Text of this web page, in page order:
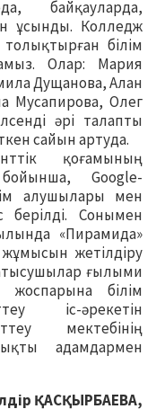
байқауларда,
ұсынды. Колледж
білім
Олар: Мария
Дущанова, Алан
Мусапирова, Олег
әрі талапты
сайын артуда.
қоғамының
Google-
алушылары мен
берілді. Сонымен
«Пирамида»
жетілдіру
ғылыми
білім
іс-әрекетін
мектебінің
адамдармен
ҚАСҚЫРБАЕВА,